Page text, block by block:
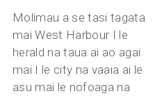
Molimau a se tasi tagata
mai West Harbour I le
herald na taua ai ao agai
mai I le city na vaaia ai le
asu mai le nofoaga na